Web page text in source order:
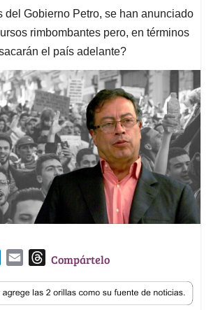
del Gobierno Petro, se han anunciado
rimbombantes pero, en términos
el país adelante?
n
a
T
r
Compártelo